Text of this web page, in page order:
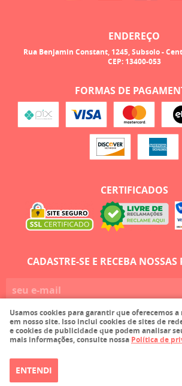
ENDEREÇO
Rua Benjamin Constant, 1245, Subsolo-
CEP: 13400-053
FORMAS DE
CERTIFICADOS
CADASTRE-SE E RECEBA
CADASTRAR
Faula Comercio de Tecidos Ltda
Usamos cookies para garantir que oferecemos
em nosso site. Isso inclui cookies de sites de
e cookies de publicidade que podem analisar
mais informações, consulte nossa Política de
ENTENDI